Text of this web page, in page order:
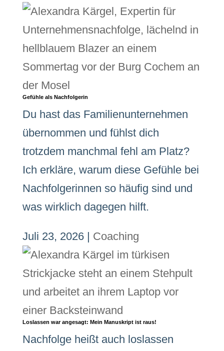
Gefühle als Nachfolgerin
Du hast das Familienunternehmen
übernommen und fühlst dich
trotzdem manchmal fehl am Platz?
Ich erkläre, warum diese Gefühle bei
Nachfolgerinnen so häufig sind und
was wirklich dagegen hilft.
Juli 23, 2026| Coaching
Loslassen war angesagt: Mein Manuskript ist raus!
Nachfolge heißt auch loslassen